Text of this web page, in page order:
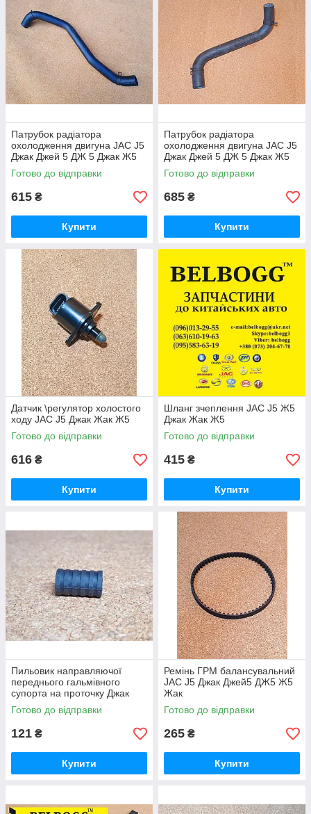
Патрубок радіатора
охолодження двигуна JAC J5
Джак Джей 5 ДЖ 5 Джак Ж5
Готово до відправки
615 ₴
Купити
Патрубок радіатора
охолодження двигуна JAC J5
Джак Джей 5 ДЖ 5 Джак Ж5
Готово до відправки
685 ₴
Купити
Датчик \регулятор холостого
ходу JAC J5 Джак Жак Ж5
Готово до відправки
616 ₴
Купити
Шланг зчеплення JAC J5 Ж5
Джак Жак Ж5
Готово до відправки
415 ₴
Купити
Пильовик направляючої
переднього гальмівного
супорта на проточку Джак
Жак Джей 5 Дж5 Ж5 JAC J5
Готово до відправки
121 ₴
Купити
Ремінь ГРМ балансувальний
JAC J5 Джак Джей5 ДЖ5 Ж5
Жак
Готово до відправки
265 ₴
Купити